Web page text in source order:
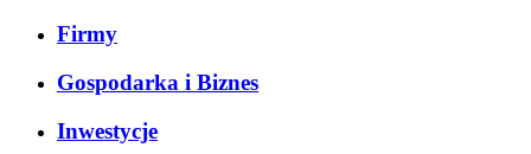
Firmy
Gospodarka i Biznes
Inwestycje